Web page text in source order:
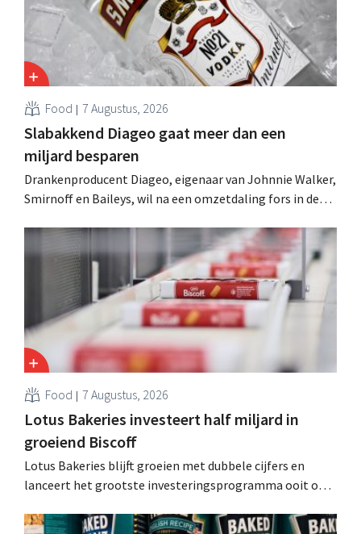
Food 7 Augustus, 2026
Slabakkend Diageo gaat meer dan een
miljard besparen
Drankenproducent Diageo, eigenaar van Johnnie Walker,
Smirnoff en Baileys, wil na een omzetdaling fors in de
andere Guiness en voorgemixte cocktails.
Food 7 Augustus, 2026
Lotus Bakeries investeert half miljard in
groeiend Biscoff
Lotus Bakeries blijft groeien met dubbele cijfers en
lanceert het grootste investeringsprogramma ooit om
moeten dit momentum grijpen”.